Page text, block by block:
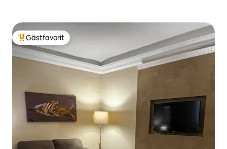
Populär gästfavorit
Gästfavorit